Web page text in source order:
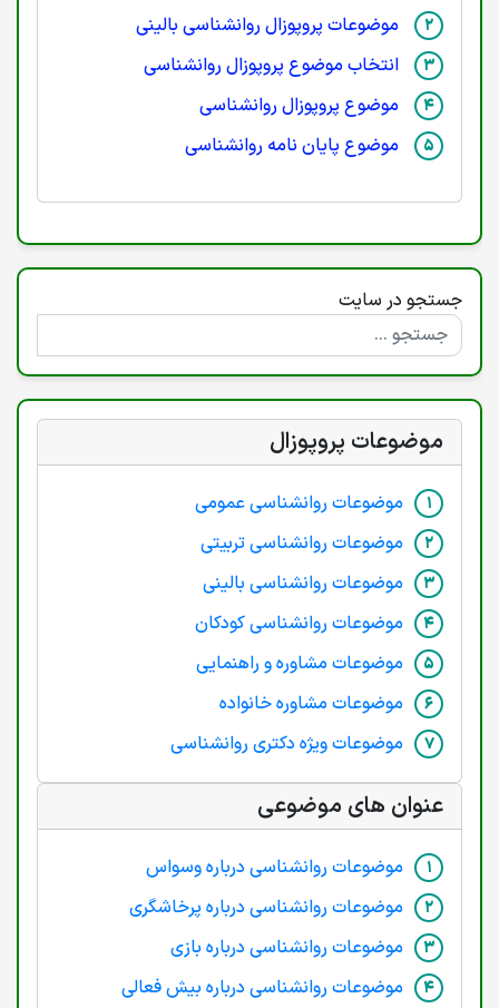
موضوعات پروپوزال روانشناسی بالینی
انتخاب موضوع پروپوزال روانشناسی
موضوع پروپوزال روانشناسی
موضوع پایان نامه روانشناسی
جستجو در سایت
موضوعات پروپوزال
موضوعات روانشناسی عمومی
موضوعات روانشناسی تربیتی
موضوعات روانشناسی بالینی
موضوعات روانشناسی کودکان
موضوعات مشاوره و راهنمایی
موضوعات مشاوره خانواده
موضوعات ویژه دکتری روانشناسی
عنوان های موضوعی
موضوعات روانشناسی درباره وسواس
موضوعات روانشناسی درباره پرخاشگری
موضوعات روانشناسی درباره بازی
موضوعات روانشناسی درباره بیش فعالی